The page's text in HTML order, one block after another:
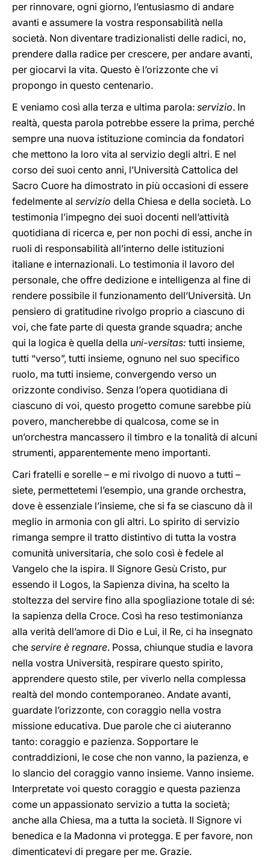
per rinnovare, ogni giorno, l’entusiasmo di andare
avanti e assumere la vostra responsabilità nella
società. Non diventare tradizionalisti delle radici, no,
prendere dalla radice per crescere, per andare avanti,
per giocarvi la vita. Questo è l’orizzonte che vi
propongo in questo centenario.
E veniamo così alla terza e ultima parola: servizio. In
realtà, questa parola potrebbe essere la prima, perché
sempre una nuova istituzione comincia da fondatori
che mettono la loro vita al servizio degli altri. E nel
corso dei suoi cento anni, l’Università Cattolica del
Sacro Cuore ha dimostrato in più occasioni di essere
fedelmente al servizio della Chiesa e della società. Lo
testimonia l’impegno dei suoi docenti nell’attività
quotidiana di ricerca e, per non pochi di essi, anche in
ruoli di responsabilità all’interno delle istituzioni
italiane e internazionali. Lo testimonia il lavoro del
personale, che offre dedizione e intelligenza al fine di
rendere possibile il funzionamento dell’Università. Un
pensiero di gratitudine rivolgo proprio a ciascuno di
voi, che fate parte di questa grande squadra; anche
qui la logica è quella della uni-versitas: tutti insieme,
tutti “verso”, tutti insieme, ognuno nel suo specifico
ruolo, ma tutti insieme, convergendo verso un
orizzonte condiviso. Senza l’opera quotidiana di
ciascuno di voi, questo progetto comune sarebbe più
povero, mancherebbe di qualcosa, come se in
un’orchestra mancassero il timbro e la tonalità di alcuni
strumenti, apparentemente meno importanti.
Cari fratelli e sorelle – e mi rivolgo di nuovo a tutti –
siete, permettetemi l’esempio, una grande orchestra,
dove è essenziale l’insieme, che si fa se ciascuno dà il
meglio in armonia con gli altri. Lo spirito di servizio
rimanga sempre il tratto distintivo di tutta la vostra
comunità universitaria, che solo così è fedele al
Vangelo che la ispira. Il Signore Gesù Cristo, pur
essendo il Logos, la Sapienza divina, ha scelto la
stoltezza del servire fino alla spogliazione totale di sé:
la sapienza della Croce. Così ha reso testimonianza
alla verità dell’amore di Dio e Lui, il Re, ci ha insegnato
che servire è regnare. Possa, chiunque studia e lavora
nella vostra Università, respirare questo spirito,
apprendere questo stile, per viverlo nella complessa
realtà del mondo contemporaneo. Andate avanti,
guardate l’orizzonte, con coraggio nella vostra
missione educativa. Due parole che ci aiuteranno
tanto: coraggio e pazienza. Sopportare le
contraddizioni, le cose che non vanno, la pazienza, e
lo slancio del coraggio vanno insieme. Vanno insieme.
Interpretate voi questo coraggio e questa pazienza
come un appassionato servizio a tutta la società;
anche alla Chiesa, ma a tutta la società. Il Signore vi
benedica e la Madonna vi protegga. E per favore, non
dimenticatevi di pregare per me. Grazie.